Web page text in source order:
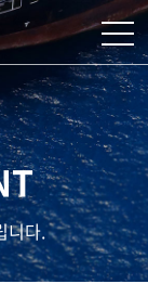
니다.